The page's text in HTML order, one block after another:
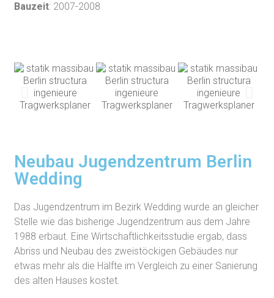
Bauzeit: 2007-2008
Neubau Jugendzentrum Berlin
Wedding
Das Jugendzentrum im Bezirk Wedding wurde an gleicher
Stelle wie das bisherige Jugendzentrum aus dem Jahre
1988 erbaut. Eine Wirtschaftlichkeitsstudie ergab, dass
Abriss und Neubau des zweistöckigen Gebäudes nur
etwas mehr als die Hälfte im Vergleich zu einer Sanierung
des alten Hauses kostet.